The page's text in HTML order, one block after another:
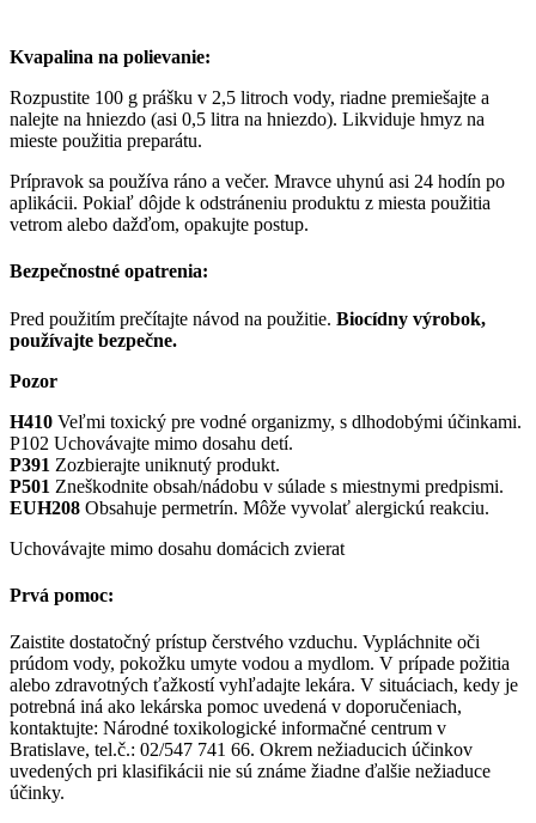
Kvapalina na polievanie:
Rozpustite 100 g prášku v 2,5 litroch vody, riadne premiešajte a
nalejte na hniezdo (asi 0,5 litra na hniezdo). Likviduje hmyz na
mieste použitia preparátu.
Prípravok sa používa ráno a večer. Mravce uhynú asi 24 hodín po
aplikácii. Pokiaľ dôjde k odstráneniu produktu z miesta použitia
vetrom alebo dažďom, opakujte postup.
Bezpečnostné opatrenia:
Pred použitím prečítajte návod na použitie. Biocídny výrobok,
používajte bezpečne.
Pozor
H410 Veľmi toxický pre vodné organizmy, s dlhodobými účinkami.
P102 Uchovávajte mimo dosahu detí.
P391 Zozbierajte uniknutý produkt.
P501 Zneškodnite obsah/nádobu v súlade s miestnymi predpismi.
EUH208 Obsahuje permetrín. Môže vyvolať alergickú reakciu.
Uchovávajte mimo dosahu domácich zvierat
Prvá pomoc:
Zaistite dostatočný prístup čerstvého vzduchu. Vypláchnite oči
prúdom vody, pokožku umyte vodou a mydlom. V prípade požitia
alebo zdravotných ťažkostí vyhľadajte lekára. V situáciach, kedy je
potrebná iná ako lekárska pomoc uvedená v doporučeniach,
kontaktujte: Národné toxikologické informačné centrum v
Bratislave, tel.č.: 02/547 741 66. Okrem nežiaducich účinkov
uvedených pri klasifikácii nie sú známe žiadne ďalšie nežiaduce
účinky.